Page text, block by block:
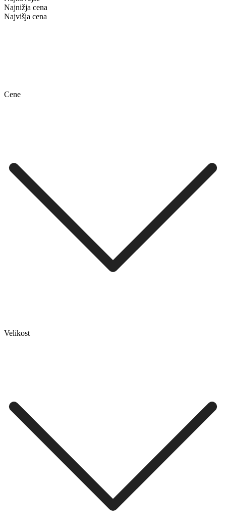
Najnižja cena
Najvišja cena
Cene
Velikost